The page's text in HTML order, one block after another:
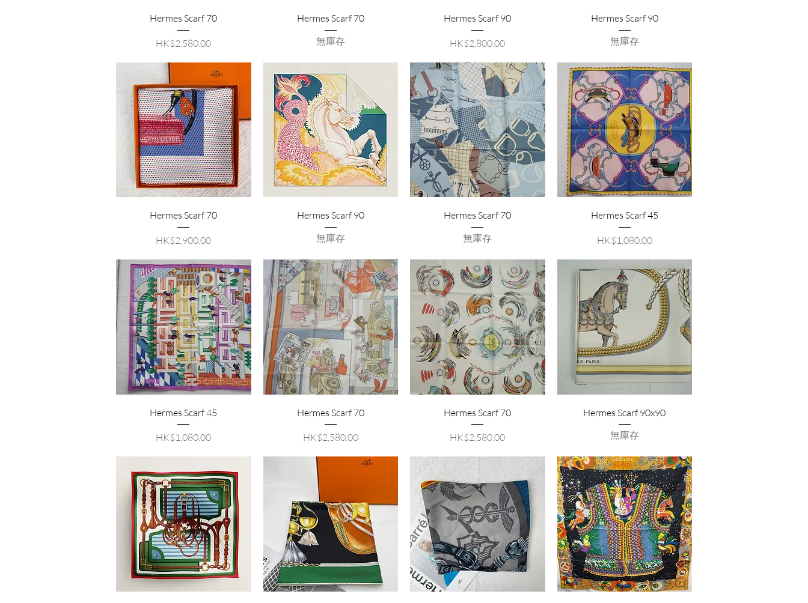
Hermes Scarf 70
價格
HK$2,580.00
Hermes Scarf 70
無庫存
Hermes Scarf 90
價格
HK$2,800.00
Hermes Scarf 90
無庫存
Hermes Scarf 70
價格
HK$2,900.00
Hermes Scarf 90
無庫存
Hermes Scarf 70
無庫存
Hermes Scarf 45
價格
HK$1,080.00
Hermes Scarf 45
價格
HK$1,080.00
Hermes Scarf 70
價格
HK$2,580.00
Hermes Scarf 70
價格
HK$2,580.00
Hermes Scarf 90x90
無庫存